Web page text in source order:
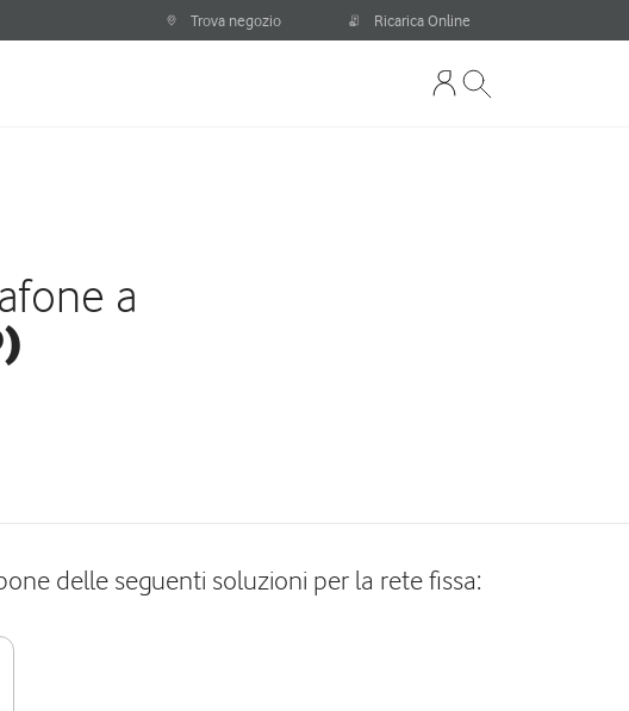
Trova negozio Ricarica Online
a
delle seguenti soluzioni per la rete fissa: